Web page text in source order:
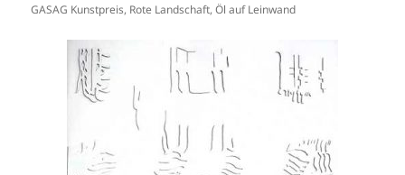
GASAG Kunstpreis, Rote Landschaft, Öl auf Leinwand